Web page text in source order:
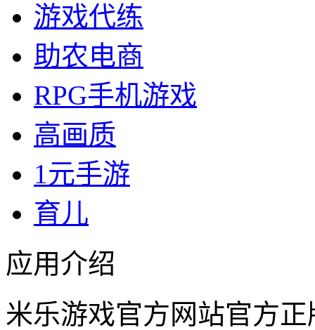
游戏代练
助农电商
RPG手机游戏
高画质
1元手游
育儿
应用介绍
米乐游戏官方网站官方